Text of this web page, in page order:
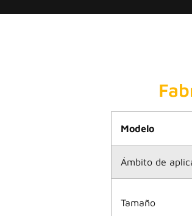
Modelo
Ámbito de
Tamaño